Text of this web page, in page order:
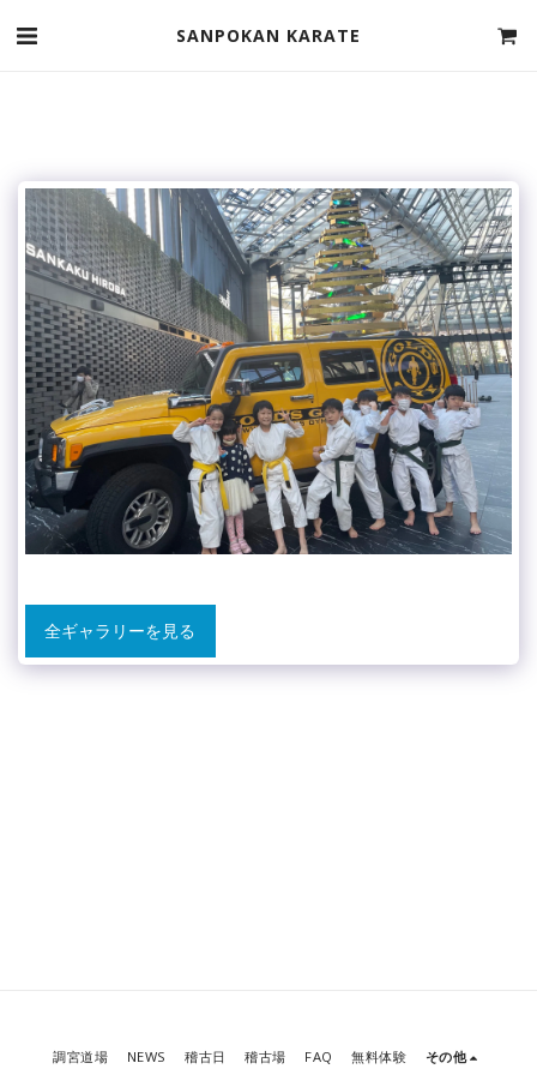
SANPOKAN KARATE
全ギャラリーを見る
調宮道場 NEWS 稽古日 稽古場 FAQ 無料体験 その他